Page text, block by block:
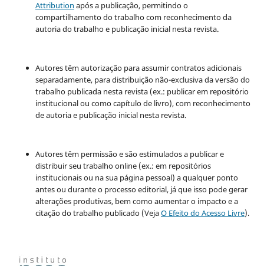
Attribution após a publicação, permitindo o
compartilhamento do trabalho com reconhecimento da
autoria do trabalho e publicação inicial nesta revista.
Autores têm autorização para assumir contratos adicionais
separadamente, para distribuição não-exclusiva da versão do
trabalho publicada nesta revista (ex.: publicar em repositório
institucional ou como capítulo de livro), com reconhecimento
de autoria e publicação inicial nesta revista.
Autores têm permissão e são estimulados a publicar e
distribuir seu trabalho online (ex.: em repositórios
institucionais ou na sua página pessoal) a qualquer ponto
antes ou durante o processo editorial, já que isso pode gerar
alterações produtivas, bem como aumentar o impacto e a
citação do trabalho publicado (VejaO Efeito do Acesso Livre).